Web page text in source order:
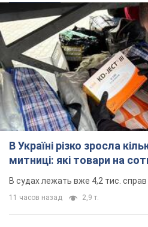
В Україні різко зросла
митниці: які товари на
В судах лежать вже 4,2 тис.
11 часов назад 2,9 т.